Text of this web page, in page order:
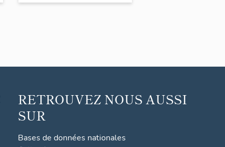
RETROUVEZ NOUS AUSSI
SUR
Bases de données nationales